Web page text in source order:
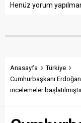
Henüz yorum
Anasayfa
Türkiye
Cumhurbaşkanı
incelemeler